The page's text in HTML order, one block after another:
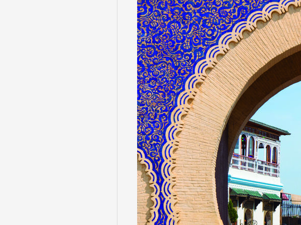
目的・テーマから探す
美術鑑賞
ヨーロッパの田
特別企画
グルメ リゾ
日系航空会社で行く
世界
野生動物に出合う
オーロラ
お花・紅葉
鉄道の旅
専任ガイド・講師同行の旅
ラ・プルミエール（エールフ
目的・テーマから探す
紅葉
花火 祭り 季
ガンツウ
ななつ星in九州
美食・旬の味覚を味わう
島旅
芸術鑑賞（美術、音